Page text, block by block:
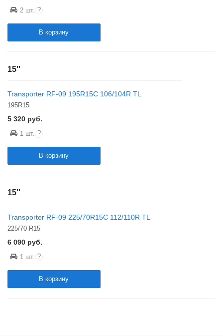
2 шт. ?
В корзину
15''
Transporter RF-09 195R15C 106/104R TL
195R15
5 320 руб.
1 шт. ?
В корзину
15''
Transporter RF-09 225/70R15C 112/110R TL
225/70 R15
6 090 руб.
1 шт. ?
В корзину